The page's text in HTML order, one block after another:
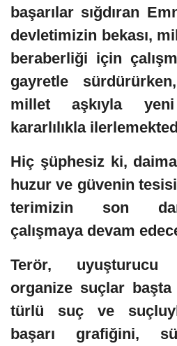
başarılar sığdıran
devletimizin bekası,
beraberliği için
gayretle
millet aşkıyla
kararlılıkla
Hiç şüphesiz ki,
huzur ve güvenin tesisi
terimizin son
çalışmaya devam
Terör, uyuşturucu
organize suçlar
türlü suç ve
başarı grafiğini,